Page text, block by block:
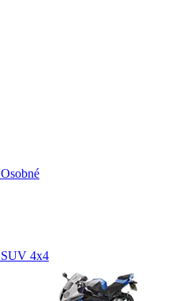
Osobné
SUV 4x4